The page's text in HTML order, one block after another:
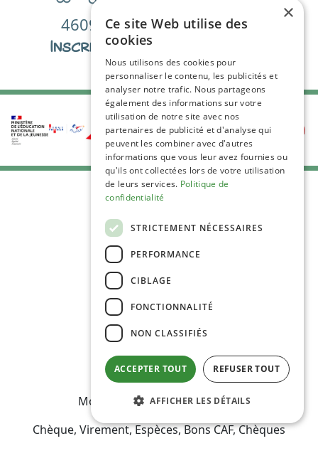
4609
Inscrits
98%
C.G.V
Mentions Légales
Espace Professionnels
Nous contacter
Modes de règlement acceptés
Chèque, Virement, Espèces, Bons CAF, Chèques
×
Ce site Web utilise des
cookies
Nous utilisons des cookies pour
personnaliser le contenu, les publicités et
analyser notre trafic. Nous partageons
également des informations sur votre
utilisation de notre site avec nos
partenaires de publicité et d'analyse qui
peuvent les combiner avec d'autres
informations que vous leur avez fournies ou
qu'ils ont collectées lors de votre utilisation
de leurs services. Politique de
confidentialité
STRICTEMENT NÉCESSAIRES
PERFORMANCE
CIBLAGE
FONCTIONNALITÉ
NON CLASSIFIÉS
ACCEPTER TOUT REFUSER TOUT
AFFICHER LES DÉTAILS